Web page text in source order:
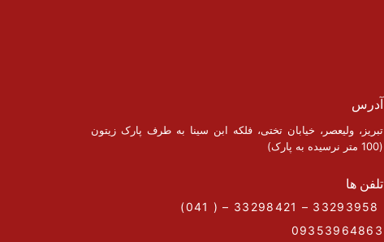
آدرس
تبریز، ولیعصر، خیابان تختی، فلکه ابن سینا به طرف پارک زیتون
(100 متر نرسیده به پارک)
تلفن ها
09353964863